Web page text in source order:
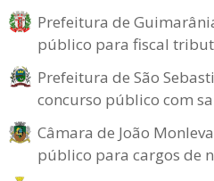
Prefeitura de
público para fiscal
Prefeitura de São
concurso público com
Câmara de João
público para cargos de